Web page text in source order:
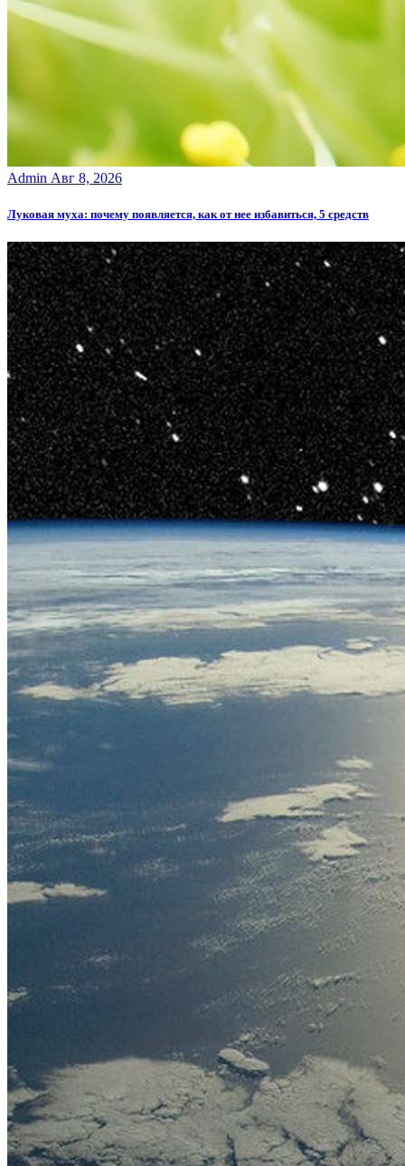
Admin Авг 8, 2026
Луковая муха: почему появляется, как от нее избавиться, 5 средств